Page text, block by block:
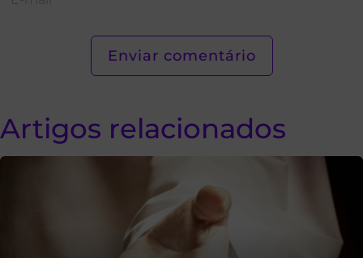
Artigos relacionados